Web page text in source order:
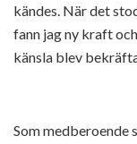
kändes. När det
fann jag ny kraft
känsla blev
Som medberoende